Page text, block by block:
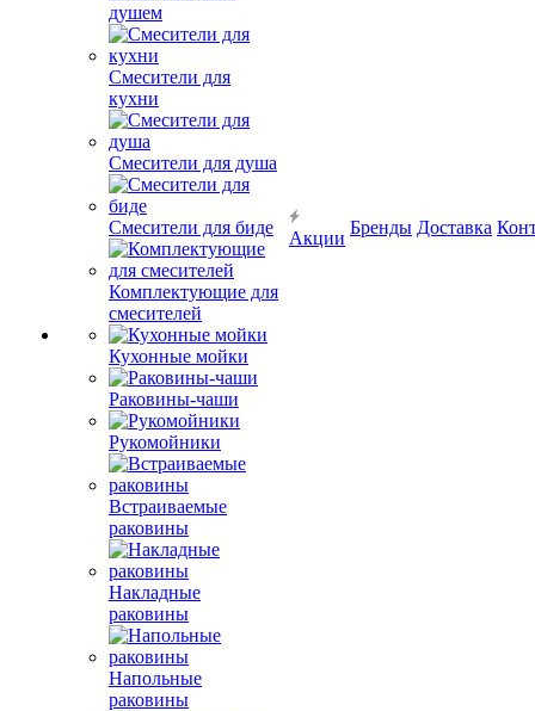
душем
Смесители для
кухни
Смесители для душа
Смесители для биде
Комплектующие для
смесителей
Кухонные мойки
Раковины-чаши
Рукомойники
Встраиваемые
раковины
Накладные
раковины
Напольные
раковины
Акции
Бренды Доставка